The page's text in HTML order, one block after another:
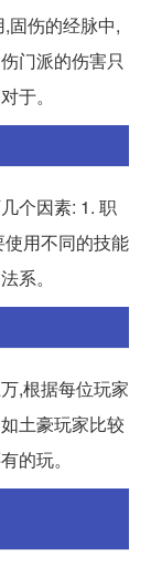
固伤的经脉中,
门派的伤害只
于。
个因素: 1. 职
用不同的技能
系。
,根据每位玩家
土豪玩家比较
的玩。